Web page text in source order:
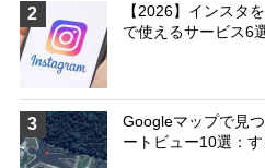
2
【2026】インスタ
で使えるサービス6
3
Googleマップで見
ートビュー10選：